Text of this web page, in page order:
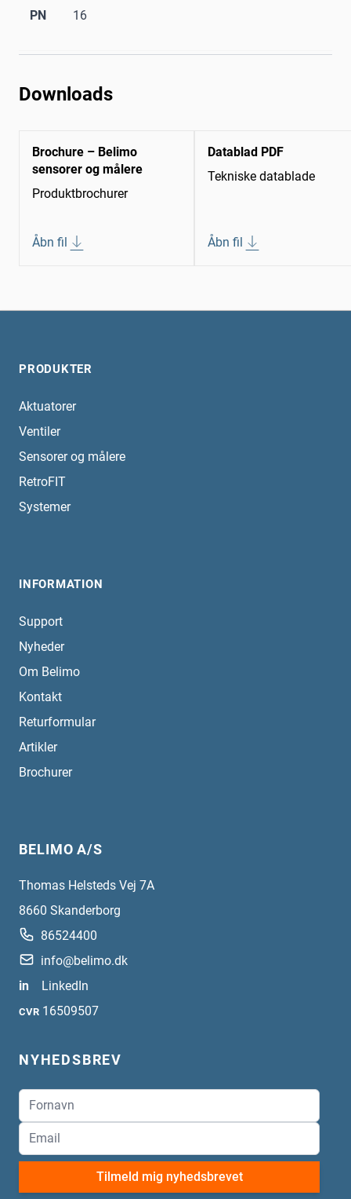
PN 16
Downloads
Brochure – Belimo
sensorer og målere
Produktbrochurer
Åbn fil
Datablad PDF
Tekniske datablade
Åbn fil
PRODUKTER
Aktuatorer
Ventiler
Sensorer og målere
RetroFIT
Systemer
INFORMATION
Support
Nyheder
Om Belimo
Kontakt
Returformular
Artikler
Brochurer
BELIMO A/S
Thomas Helsteds Vej 7A
8660 Skanderborg
86524400
info@belimo.dk
in
LinkedIn
CVR 16509507
NYHEDSBREV
Tilmeld mig nyhedsbrevet